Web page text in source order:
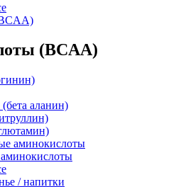
(BCAA)
аланин)
аминокислоты
/ напитки